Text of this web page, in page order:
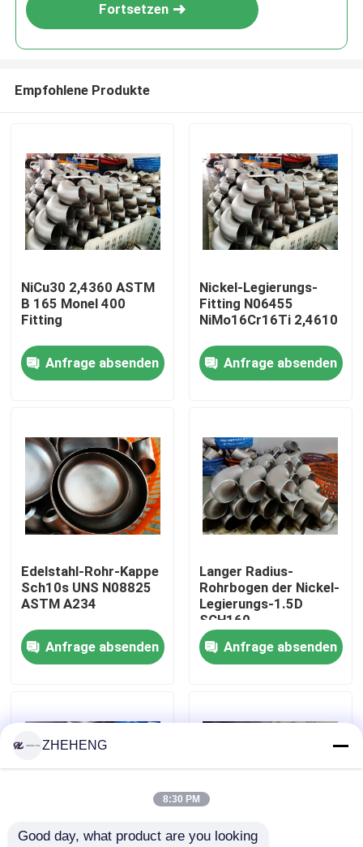
Haus
Über uns
Fabrik-Ausflug
Qualitätskontrolle
Company News
Edelstahlrohrt-stück
Fortsetzen
Empfohlene Produkte
NiCu30 2,4360 ASTM
B 165 Monel 400
Fitting
Anfrage absenden
Nickel-Legierungs-
Fitting N06455
NiMo16Cr16Ti 2,4610
Anfrage absenden
Edelstahl-Rohr-Kappe
Sch10s UNS N08825
ASTM A234
Anfrage absenden
Langer Radius-
Rohrbogen der Nickel-
Legierungs-1.5D
SCH160
Anfrage absenden
ZHEHENG
8:30 PM
Good day, what product are you looking